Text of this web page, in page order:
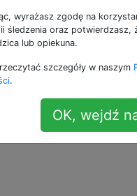
w Charcoal?
a nie tych, które
wyrażasz zgodę na
śledzenia oraz potwierdzasz,
lub opiekuna.
szczegóły w naszym
.
OK, wejdź